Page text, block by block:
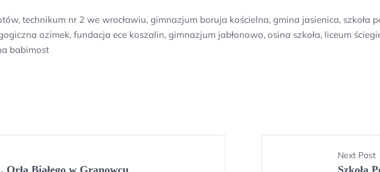
technikum nr 2 we wrocławiu, gimnazjum boruja kościelna, gmina jasienica,
ozimek, fundacja ece koszalin, gimnazjum jabłonowo, osina szkoła, liceum
babimost
Orła Białego w Granowcu
Next Post
Szkoła